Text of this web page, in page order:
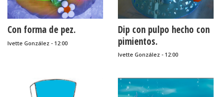
Con forma de pez.
Ivette González - 12:00
Dip con pulpo hecho con
pimientos.
Ivette González - 12:00